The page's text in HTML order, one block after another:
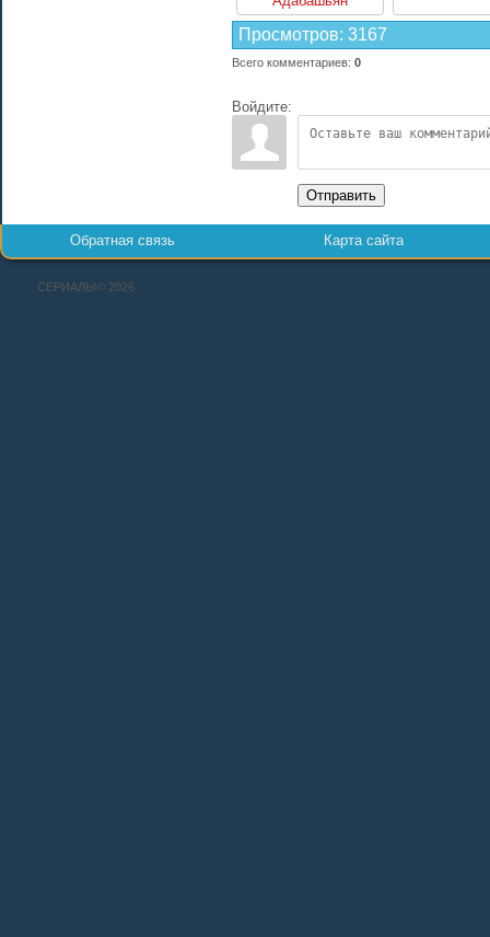
Просмотров: 3167
Всего комментариев: 0
Войдите:
Отправить
Обратная связь Карта сайта
СЕРИАЛЫ© 2026